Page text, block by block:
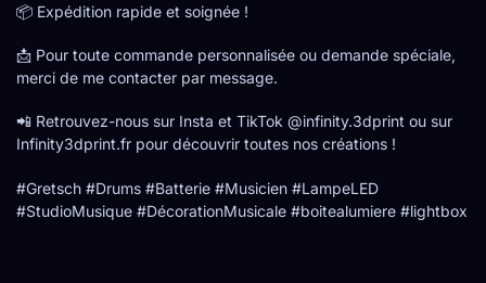
📦 Expédition rapide et soignée !
📩 Pour toute commande personnalisée ou demande spéciale,
merci de me contacter par message.
📲 Retrouvez-nous sur Insta et TikTok @infinity.3dprint ou sur
Infinity3dprint.fr pour découvrir toutes nos créations !
#Gretsch #Drums #Batterie #Musicien #LampeLED
#StudioMusique #DécorationMusicale #boitealumiere #lightbox